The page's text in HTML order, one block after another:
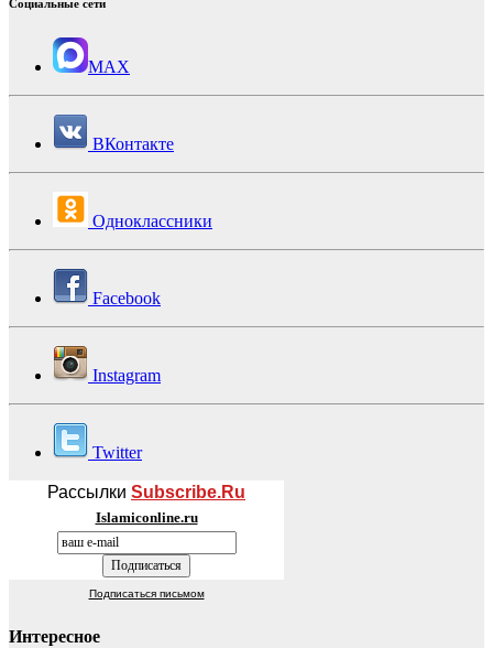
Социальные сети
MAX
ВКонтакте
Одноклассники
Facebook
Instagram
Twitter
Рассылки Subscribe.Ru
Islamiconline.ru
Подписаться письмом
Интересное